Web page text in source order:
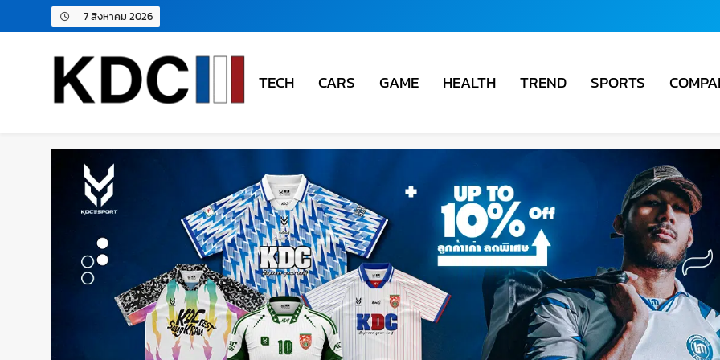
7 สิงหาคม 2026
TECH CARS GAME HEALTH TREND SPORTS